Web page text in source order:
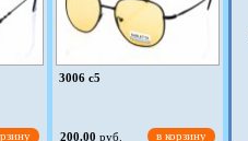
B80-799 серо-гол/сереб
53-18-144
240.00руб.
3006 c5
200.00 руб. в корзину